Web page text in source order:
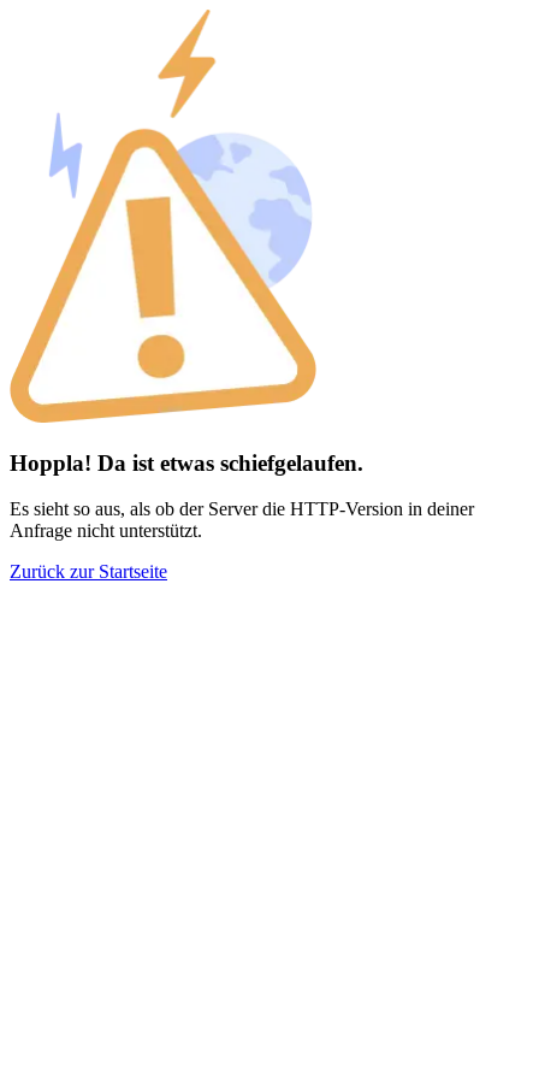
Hoppla! Da ist etwas schiefgelaufen.
Es sieht so aus, als ob der Server die HTTP-Version in deiner
Anfrage nicht unterstützt.
Zurück zur Startseite